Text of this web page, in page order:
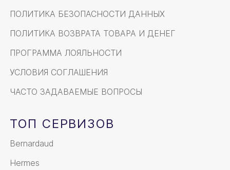
ПОЛИТИКА БЕЗОПАСНОСТИ ДАННЫХ
ПОЛИТИКА ВОЗВРАТА ТОВАРА И ДЕНЕГ
ПРОГРАММА ЛОЯЛЬНОСТИ
УСЛОВИЯ СОГЛАШЕНИЯ
ЧАСТО ЗАДАВАЕМЫЕ ВОПРОСЫ
ТОП СЕРВИЗОВ
Bernardaud
Hermes